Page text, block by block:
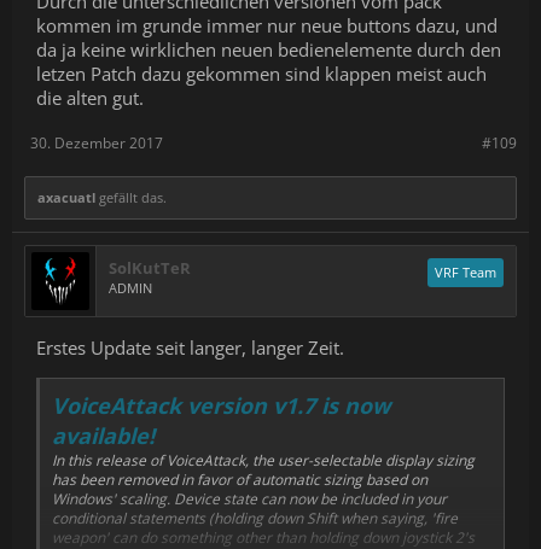
kommen im grunde immer nur neue buttons dazu, und
da ja keine wirklichen neuen bedienelemente durch den
letzen Patch dazu gekommen sind klappen meist auch
die alten gut.
#109
30. Dezember 2017
axacuatl gefällt das.
SolKutTeR
ADMIN
VRF Team
Erstes Update seit langer, langer Zeit.
VoiceAttack version v1.7 is now
available!
In this release of VoiceAttack, the user-selectable display sizing
has been removed in favor of automatic sizing based on
Windows' scaling. Device state can now be included in your
conditional statements (holding down Shift when saying, 'fire
weapon' can do something other than holding down joystick 2's